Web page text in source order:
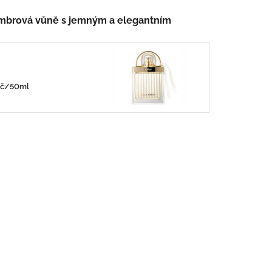
vůně s jemným a elegantním
50ml